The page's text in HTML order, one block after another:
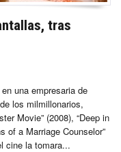
tras
una empresaria de
los milmillonarios,
Movie” (2008), “Deep in
of a Marriage Counselor”
cine la tomara...